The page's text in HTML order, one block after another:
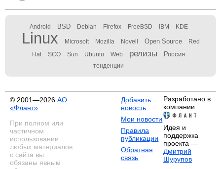
Android BSD Debian Firefox FreeBSD IBM KDE
Linux Microsoft Mozilla Novell Open Source Red
Hat SCO Sun Ubuntu Web релизы Россия
тенденции
© 2001—2026 АО
«Флант»
При полном или
частичном
использовании
любых материалов
с сайта вы
обязаны явным
Добавить
новость
Мои новости
Правила
публикации
Обратная
связь
Разработано в
компании
Идея и
поддержка
проекта —
Дмитрий
Шурупов